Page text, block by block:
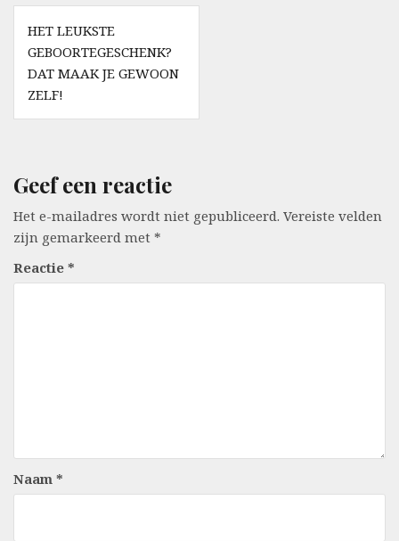
Berichtnavigatie
HET LEUKSTE
GEBOORTEGESCHENK?
DAT MAAK JE GEWOON
ZELF!
Geef een reactie
Het e-mailadres wordt niet gepubliceerd. Vereiste velden
zijn gemarkeerd met *
Reactie *
Naam *